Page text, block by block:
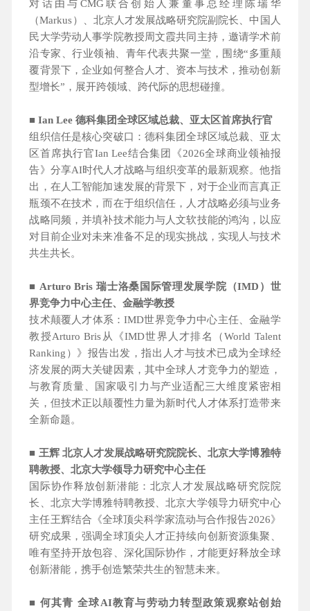
对话由与CMG联合创始人兼董事总经理陈瑞华
（Markus）、北京人才发展战略研究院副院长、中国人
民大学劳动人事学院教授周文霞共同主持，邀请学术前
沿专家、行业领袖、青年代表共聚一堂，围绕“多重颠
覆背景下，企业如何整合人才、资本与技术，推动创新
型增长”，展开跨领域、跨代际的思想碰撞。
■ Ian Lee 德科集团全球区域总裁、亚太区首席执行官
组织信任是核心突破口：德科集团全球区域总裁、亚太
区首席执行官Ian Lee结合集团《2026全球商业领袖报
告》分享AI时代人才战略与组织变革的最新观察。他指
出，在人工智能加速发展的背景下，对于企业而言真正
瓶颈不在技术，而在于组织信任，人才战略必须与业务
战略同频，并填补技术能力与人文软技能的鸿沟，以应
对目前企业对未来准备不足的现实挑战，实现人与技术
共生共长。
■ Arturo Bris 瑞士洛桑国际管理发展学院（IMD）世
界竞争力中心主任、金融学教授
技术颠覆人才体系：IMD世界竞争力中心主任、金融学
教授Arturo Bris从《IMD世界人才排名（World Talent
Ranking）》报告出发，指出人才与技术已成为全球经
济发展的两大关键因素，其中全球人才竞争力的塑造，
与教育质量、国家吸引力与产业适配三大维度紧密相
关，但技术正以颠覆性力量为新时代人才体系打造带来
全新命题。
■ 王辉 北京人才发展战略研究院院长、北京大学博雅特
聘教授、北京大学领导力研究中心主任
国际协作释放创新潜能：北京人才发展战略研究院院
长、北京大学博雅特聘教授、北京大学领导力研究中心
主任王辉结合《全球顶尖科学家流动与合作报告2026》
研究成果，强调全球顶尖人才正持续向创新资源集聚、
唯有坚持开放包容、深化国际协作，才能更好释放全球
创新潜能，携手创造繁荣共生的智慧未来。
■ 何其青 全球AI教育与劳动力转型政策观察站创始